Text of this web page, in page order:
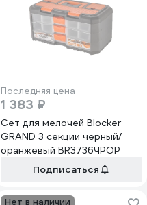
Последняя цена
1 383 ₽
Сет для мелочей Blocker
GRAND 3 секции черный/
оранжевый BR3736ЧРОР
Подписаться
Нет в наличии